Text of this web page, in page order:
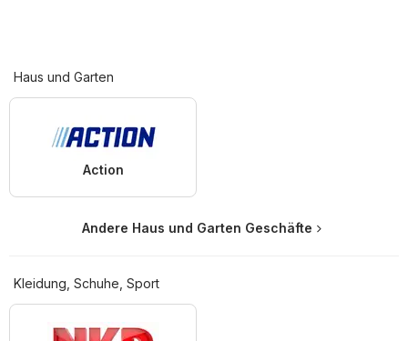
Haus und Garten
Action
Andere Haus und Garten Geschäfte
Kleidung, Schuhe, Sport